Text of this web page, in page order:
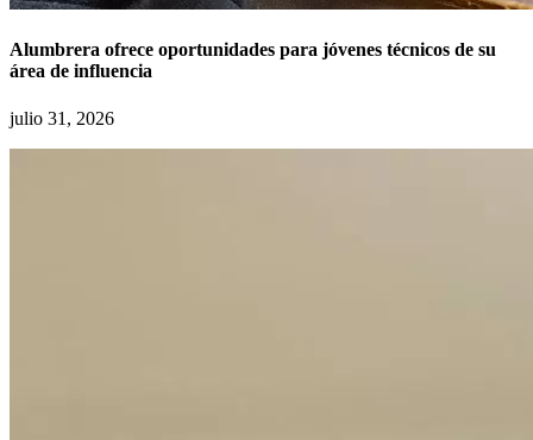
Alumbrera ofrece oportunidades para jóvenes técnicos de su
área de influencia
julio 31, 2026